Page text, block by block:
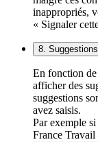
inappropriés,
« Signaler
8.
En fonction de
afficher des
suggestions
avez saisis.
Par exemple
France Travail